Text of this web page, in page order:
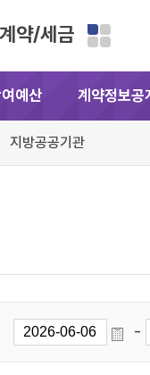
약/세금
예산 계약정보공
지방공공기관
-